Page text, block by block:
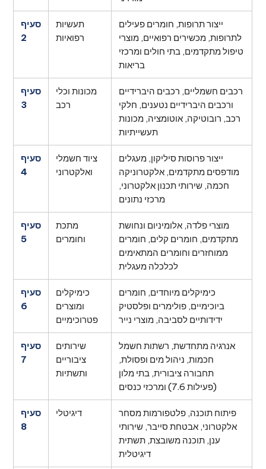
סעיף
2
תעשיות
רפואיות
ייצור תרופות, חומרים פעילים
לתרופות, מכשירים רפואיים, מוצרי
טיפול מתקדמים, בתי חולים ומרכזי
בריאות
סעיף
3
מכונות וכלי
רכב
רכבים חשמליים, רכבים היברידיים
ורכבים היברידיים נטענים, חלקי
רכב, רובוטיקה, אוטומציה, מכונות
תעשייתיות
סעיף
4
ציוד חשמלי
ואלקטרוני
ייצור פרוסות סיליקון, מעגלים
מודפסים מתקדמים, אלקטרוניקה
חכמה, שירותי תכנון אלקטרוני,
מרכזי נתונים
סעיף
5
מתכת
וחומרים
מוצרי פלדה, אלומיניום ונחושת
מתקדמים, חומרים קלים, חומרים
ממוחזרים וחומרים המתאימים
לכלכלה מעגלית
סעיף
6
כימיקלים
ומוצרים
פטרוכימיים
כימיקלים מיוחדים, חומרים
ביוכימיים, פולימרים ופלסטיק
ידידותיים לסביבה, מוצרי נייר
סעיף
7
שירותים
ציבוריים
ותשתיות
אנרגיה מתחדשת, רשתות חשמל
חכמות, ניהול מים ופסולת,
תחבורה ציבורית, בתי מלון
(פעילות 7.6) ומרכזי כנסים
סעיף
8
דיגיטלי
פיתוח תוכנה, פלטפורמות מסחר
אלקטרוני, אבטחת סייבר, שירותי
ענן, תוכנה משובצת, תשתית
דיגיטלית